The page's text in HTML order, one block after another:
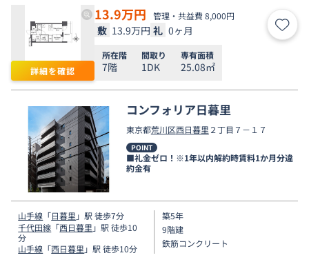
詳細を確認
13.9万円 管理・共益費 8,000円
敷 13.9万円 礼 0ヶ月 お気
所在階
7階
間取り
1DK
専有面積
25.08㎡
コンフォリア日暮里
東京都荒川区西日暮里 ２丁目７－１７
POINT
■礼金ゼロ！※1年以内解約時賃料1か月分違
約金有
山手線 「日暮里 」駅 徒歩7分
千代田線 「西日暮里 」駅 徒歩10
分
山手線 「西日暮里 」駅 徒歩10分
築5年
9階建
鉄筋コンクリート